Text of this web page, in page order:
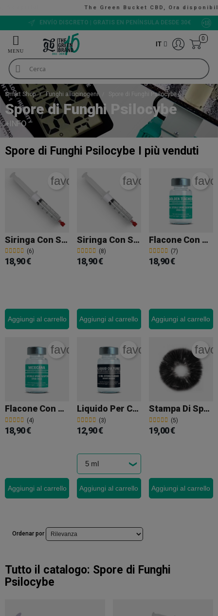
The Green Bucket CBD, Ora disponibili!
VALUTAZIONE 9/10
IT
0
Smart Shop Funghi allucinogeni Spore di Funghi Psilocybe
Spore di Funghi Psilocybe
+INFO
Spore di Funghi Psilocybe I più venduti
Siringa Con Spore PES Hawaii
(6)
favorite_border
18,90 €
Aggiungi al carrello
Siringa Con Spore PES Amazonian
(8)
favorite_border
18,90 €
Aggiungi al carrello
Flacone Con Spore Golden Teacher
(7)
18,90 €
Aggiungi al carrello
Flacone Con Spore Mexicana
(4)
favorite_border
18,90 €
Aggiungi al carrello
Liquido Per Coltivazione Di Micelio
(3)
favorite_border
12,90 €
Aggiungi al carrello
Stampa Di Spore McKennaii
(5)
19,00 €
Aggiungi al carrello
Ordenar por
Tutto il catalogo: Spore di Funghi
Psilocybe